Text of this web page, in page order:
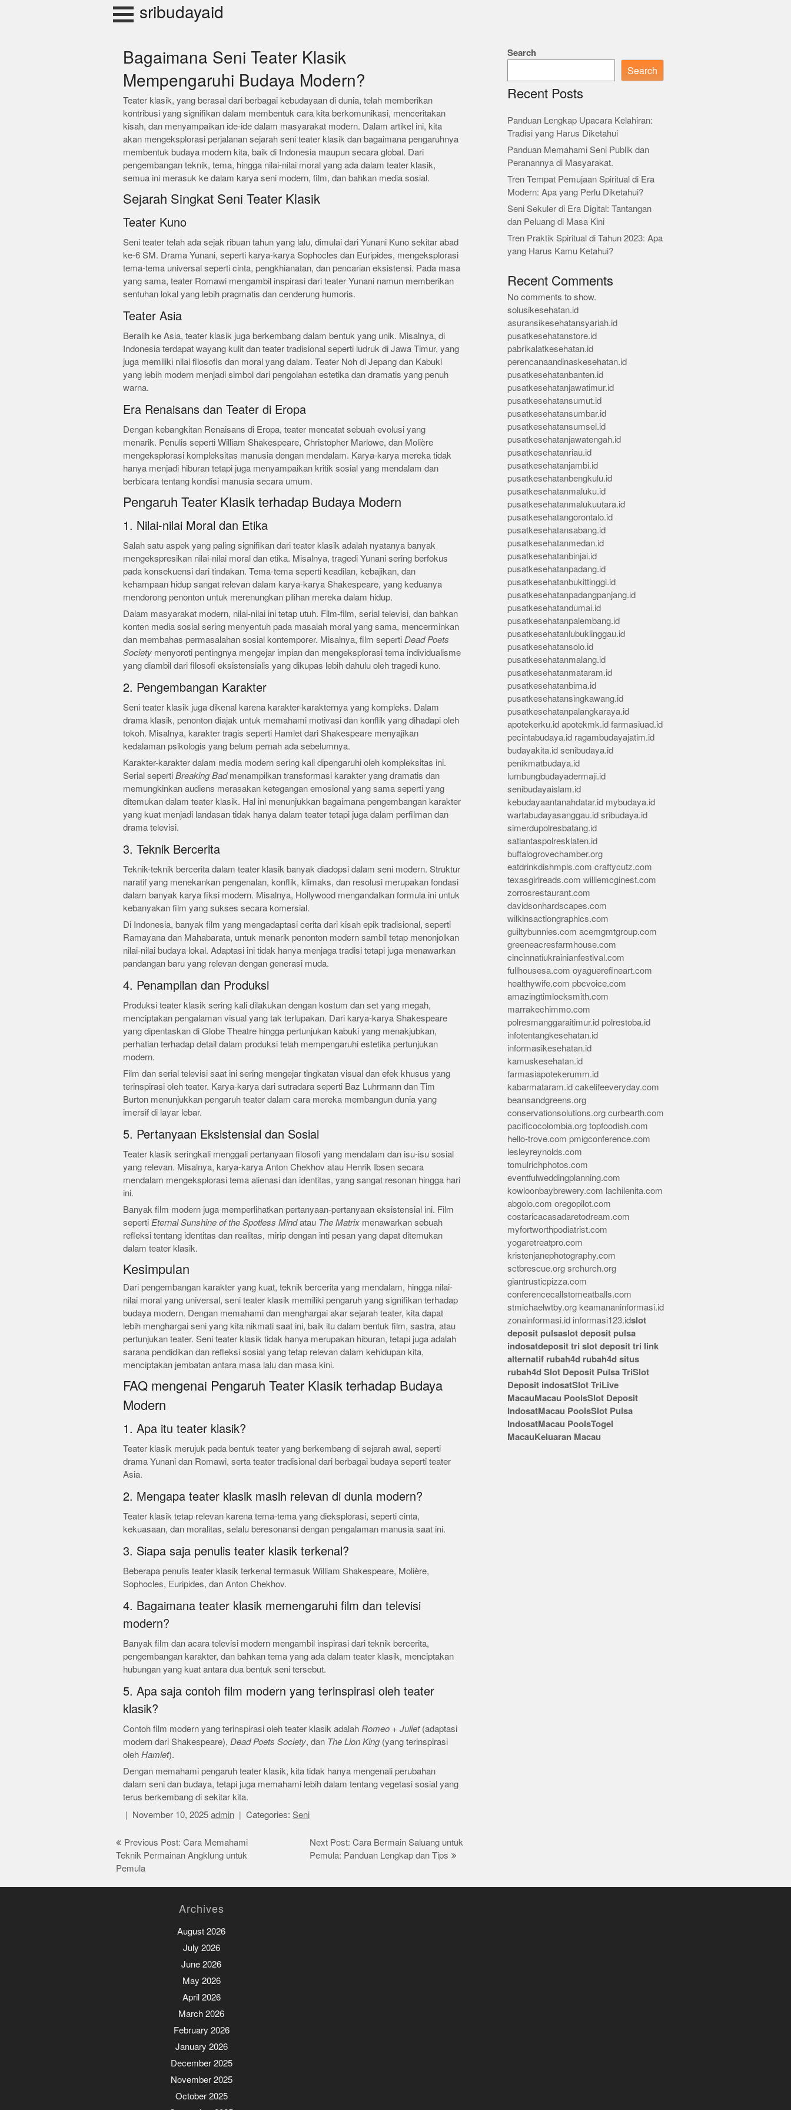
sribudayaid
Bagaimana Seni Teater Klasik
Mempengaruhi Budaya Modern?
Teater klasik, yang berasal dari berbagai kebudayaan di dunia, telah memberikan
kontribusi yang signifikan dalam membentuk cara kita berkomunikasi, menceritakan
kisah, dan menyampaikan ide-ide dalam masyarakat modern. Dalam artikel ini, kita
akan mengeksplorasi perjalanan sejarah seni teater klasik dan bagaimana pengaruhnya
membentuk budaya modern kita, baik di Indonesia maupun secara global. Dari
pengembangan teknik, tema, hingga nilai-nilai moral yang ada dalam teater klasik,
semua ini merasuk ke dalam karya seni modern, film, dan bahkan media sosial.
Sejarah Singkat Seni Teater Klasik
Teater Kuno
Seni teater telah ada sejak ribuan tahun yang lalu, dimulai dari Yunani Kuno sekitar abad
ke-6 SM. Drama Yunani, seperti karya-karya Sophocles dan Euripides, mengeksplorasi
tema-tema universal seperti cinta, pengkhianatan, dan pencarian eksistensi. Pada masa
yang sama, teater Romawi mengambil inspirasi dari teater Yunani namun memberikan
sentuhan lokal yang lebih pragmatis dan cenderung humoris.
Teater Asia
Beralih ke Asia, teater klasik juga berkembang dalam bentuk yang unik. Misalnya, di
Indonesia terdapat wayang kulit dan teater tradisional seperti ludruk di Jawa Timur, yang
juga memiliki nilai filosofis dan moral yang dalam. Teater Noh di Jepang dan Kabuki
yang lebih modern menjadi simbol dari pengolahan estetika dan dramatis yang penuh
warna.
Era Renaisans dan Teater di Eropa
Dengan kebangkitan Renaisans di Eropa, teater mencatat sebuah evolusi yang
menarik. Penulis seperti William Shakespeare, Christopher Marlowe, dan Molière
mengeksplorasi kompleksitas manusia dengan mendalam. Karya-karya mereka tidak
hanya menjadi hiburan tetapi juga menyampaikan kritik sosial yang mendalam dan
berbicara tentang kondisi manusia secara umum.
Pengaruh Teater Klasik terhadap Budaya Modern
1. Nilai-nilai Moral dan Etika
Salah satu aspek yang paling signifikan dari teater klasik adalah nyatanya banyak
mengekspresikan nilai-nilai moral dan etika. Misalnya, tragedi Yunani sering berfokus
pada konsekuensi dari tindakan. Tema-tema seperti keadilan, kebajikan, dan
kehampaan hidup sangat relevan dalam karya-karya Shakespeare, yang keduanya
mendorong penonton untuk merenungkan pilihan mereka dalam hidup.
Dalam masyarakat modern, nilai-nilai ini tetap utuh. Film-film, serial televisi, dan bahkan
konten media sosial sering menyentuh pada masalah moral yang sama, mencerminkan
dan membahas permasalahan sosial kontemporer. Misalnya, film seperti Dead Poets
Societymenyoroti pentingnya mengejar impian dan mengeksplorasi tema individualisme
yang diambil dari filosofi eksistensialis yang dikupas lebih dahulu oleh tragedi kuno.
2. Pengembangan Karakter
Seni teater klasik juga dikenal karena karakter-karakternya yang kompleks. Dalam
drama klasik, penonton diajak untuk memahami motivasi dan konflik yang dihadapi oleh
tokoh. Misalnya, karakter tragis seperti Hamlet dari Shakespeare menyajikan
kedalaman psikologis yang belum pernah ada sebelumnya.
Karakter-karakter dalam media modern sering kali dipengaruhi oleh kompleksitas ini.
Serial seperti Breaking Badmenampilkan transformasi karakter yang dramatis dan
memungkinkan audiens merasakan ketegangan emosional yang sama seperti yang
ditemukan dalam teater klasik. Hal ini menunjukkan bagaimana pengembangan karakter
yang kuat menjadi landasan tidak hanya dalam teater tetapi juga dalam perfilman dan
drama televisi.
3. Teknik Bercerita
Teknik-teknik bercerita dalam teater klasik banyak diadopsi dalam seni modern. Struktur
naratif yang menekankan pengenalan, konflik, klimaks, dan resolusi merupakan fondasi
dalam banyak karya fiksi modern. Misalnya, Hollywood mengandalkan formula ini untuk
kebanyakan film yang sukses secara komersial.
Di Indonesia, banyak film yang mengadaptasi cerita dari kisah epik tradisional, seperti
Ramayana dan Mahabarata, untuk menarik penonton modern sambil tetap menonjolkan
nilai-nilai budaya lokal. Adaptasi ini tidak hanya menjaga tradisi tetapi juga menawarkan
pandangan baru yang relevan dengan generasi muda.
4. Penampilan dan Produksi
Produksi teater klasik sering kali dilakukan dengan kostum dan set yang megah,
menciptakan pengalaman visual yang tak terlupakan. Dari karya-karya Shakespeare
yang dipentaskan di Globe Theatre hingga pertunjukan kabuki yang menakjubkan,
perhatian terhadap detail dalam produksi telah mempengaruhi estetika pertunjukan
modern.
Film dan serial televisi saat ini sering mengejar tingkatan visual dan efek khusus yang
terinspirasi oleh teater. Karya-karya dari sutradara seperti Baz Luhrmann dan Tim
Burton menunjukkan pengaruh teater dalam cara mereka membangun dunia yang
imersif di layar lebar.
5. Pertanyaan Eksistensial dan Sosial
Teater klasik seringkali menggali pertanyaan filosofi yang mendalam dan isu-isu sosial
yang relevan. Misalnya, karya-karya Anton Chekhov atau Henrik Ibsen secara
mendalam mengeksplorasi tema alienasi dan identitas, yang sangat resonan hingga hari
ini.
Banyak film modern juga memperlihatkan pertanyaan-pertanyaan eksistensial ini. Film
seperti Eternal Sunshine of the Spotless Mindatau The Matrixmenawarkan sebuah
refleksi tentang identitas dan realitas, mirip dengan inti pesan yang dapat ditemukan
dalam teater klasik.
Kesimpulan
Dari pengembangan karakter yang kuat, teknik bercerita yang mendalam, hingga nilai-
nilai moral yang universal, seni teater klasik memiliki pengaruh yang signifikan terhadap
budaya modern. Dengan memahami dan menghargai akar sejarah teater, kita dapat
lebih menghargai seni yang kita nikmati saat ini, baik itu dalam bentuk film, sastra, atau
pertunjukan teater. Seni teater klasik tidak hanya merupakan hiburan, tetapi juga adalah
sarana pendidikan dan refleksi sosial yang tetap relevan dalam kehidupan kita,
menciptakan jembatan antara masa lalu dan masa kini.
FAQ mengenai Pengaruh Teater Klasik terhadap Budaya
Modern
1. Apa itu teater klasik?
Teater klasik merujuk pada bentuk teater yang berkembang di sejarah awal, seperti
drama Yunani dan Romawi, serta teater tradisional dari berbagai budaya seperti teater
Asia.
2. Mengapa teater klasik masih relevan di dunia modern?
Teater klasik tetap relevan karena tema-tema yang dieksplorasi, seperti cinta,
kekuasaan, dan moralitas, selalu beresonansi dengan pengalaman manusia saat ini.
3. Siapa saja penulis teater klasik terkenal?
Beberapa penulis teater klasik terkenal termasuk William Shakespeare, Molière,
Sophocles, Euripides, dan Anton Chekhov.
4. Bagaimana teater klasik memengaruhi film dan televisi
modern?
Banyak film dan acara televisi modern mengambil inspirasi dari teknik bercerita,
pengembangan karakter, dan bahkan tema yang ada dalam teater klasik, menciptakan
hubungan yang kuat antara dua bentuk seni tersebut.
5. Apa saja contoh film modern yang terinspirasi oleh teater
klasik?
Contoh film modern yang terinspirasi oleh teater klasik adalah Romeo + Juliet(adaptasi
modern dari Shakespeare), Dead Poets Society, dan The Lion King(yang terinspirasi
oleh Hamlet).
Dengan memahami pengaruh teater klasik, kita tidak hanya mengenali perubahan
dalam seni dan budaya, tetapi juga memahami lebih dalam tentang vegetasi sosial yang
terus berkembang di sekitar kita.
November 10, 2025 admin Categories: Seni
Post
navigation
Previous Post: Cara Memahami
Teknik Permainan Angklung untuk
Pemula
Next Post: Cara Bermain Saluang untuk
Pemula: Panduan Lengkap dan Tips
Search
Search
Recent Posts
Panduan Lengkap Upacara Kelahiran:
Tradisi yang Harus Diketahui
Panduan Memahami Seni Publik dan
Peranannya di Masyarakat.
Tren Tempat Pemujaan Spiritual di Era
Modern: Apa yang Perlu Diketahui?
Seni Sekuler di Era Digital: Tantangan
dan Peluang di Masa Kini
Tren Praktik Spiritual di Tahun 2023: Apa
yang Harus Kamu Ketahui?
Recent Comments
No comments to show.
solusikesehatan.id
asuransikesehatansyariah.id
pusatkesehatanstore.id
pabrikalatkesehatan.id
perencanaandinaskesehatan.id
pusatkesehatanbanten.id
pusatkesehatanjawatimur.id
pusatkesehatansumut.id
pusatkesehatansumbar.id
pusatkesehatansumsel.id
pusatkesehatanjawatengah.id
pusatkesehatanriau.id
pusatkesehatanjambi.id
pusatkesehatanbengkulu.id
pusatkesehatanmaluku.id
pusatkesehatanmalukuutara.id
pusatkesehatangorontalo.id
pusatkesehatansabang.id
pusatkesehatanmedan.id
pusatkesehatanbinjai.id
pusatkesehatanpadang.id
pusatkesehatanbukittinggi.id
pusatkesehatanpadangpanjang.id
pusatkesehatandumai.id
pusatkesehatanpalembang.id
pusatkesehatanlubuklinggau.id
pusatkesehatansolo.id
pusatkesehatanmalang.id
pusatkesehatanmataram.id
pusatkesehatanbima.id
pusatkesehatansingkawang.id
pusatkesehatanpalangkaraya.id
apotekerku.id apotekmk.id farmasiuad.id
pecintabudaya.id ragambudayajatim.id
budayakita.id senibudaya.id
penikmatbudaya.id
lumbungbudayadermaji.id
senibudayaislam.id
kebudayaantanahdatar.id mybudaya.id
wartabudayasanggau.id sribudaya.id
simerdupolresbatang.id
satlantaspolresklaten.id
buffalogrovechamber.org
eatdrinkdishmpls.com craftycutz.com
texasgirlreads.com williemcginest.com
zorrosrestaurant.com
davidsonhardscapes.com
wilkinsactiongraphics.com
guiltybunnies.com acemgmtgroup.com
greeneacresfarmhouse.com
cincinnatiukrainianfestival.com
fullhousesa.com oyaguerefineart.com
healthywife.com pbcvoice.com
amazingtimlocksmith.com
marrakechimmo.com
polresmanggaraitimur.id polrestoba.id
infotentangkesehatan.id
informasikesehatan.id
kamuskesehatan.id
farmasiapotekerumm.id
kabarmataram.id cakelifeeveryday.com
beansandgreens.org
conservationsolutions.org curbearth.com
pacificocolombia.org topfoodish.com
hello-trove.com pmigconference.com
lesleyreynolds.com
tomulrichphotos.com
eventfulweddingplanning.com
kowloonbaybrewery.com lachilenita.com
abgolo.com oregopilot.com
costaricacasadaretodream.com
myfortworthpodiatrist.com
yogaretreatpro.com
kristenjanephotography.com
sctbrescue.org srchurch.org
giantrusticpizza.com
conferencecallstomeatballs.com
stmichaelwtby.org keamananinformasi.id
zonainformasi.id informasi123.idslot
deposit pulsaslot deposit pulsa
indosatdeposit tri slot deposit tri link
alternatif rubah4d rubah4d situs
rubah4d Slot Deposit Pulsa TriSlot
Deposit indosatSlot TriLive
MacauMacau PoolsSlot Deposit
IndosatMacau PoolsSlot Pulsa
IndosatMacau PoolsTogel
MacauKeluaran Macau
Archives
August 2026
July 2026
June 2026
May 2026
April 2026
March 2026
February 2026
January 2026
December 2025
November 2025
October 2025